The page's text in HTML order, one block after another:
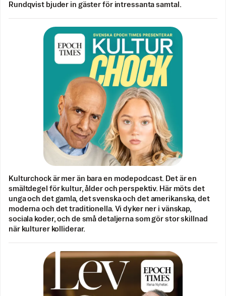
Rundqvist bjuder in gäster för intressanta samtal.
Kulturchock är mer än bara en modepodcast. Det är en
smältdegel för kultur, ålder och perspektiv. Här möts det
unga och det gamla, det svenska och det amerikanska, det
moderna och det traditionella. Vi dyker ner i vänskap,
sociala koder, och de små detaljerna som gör stor skillnad
när kulturer kolliderar.